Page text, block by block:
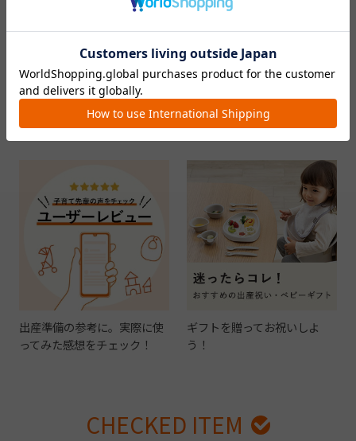
出産準備を学べるイベント
「プレママ・プレパパレッス
メッセージと一緒にメールや
SNSを使ってギフトチケット
出産準備の参考に。実際に使
ってみた感想をチェック！
ギフトを贈ってお祝いしよ
う！
CHECKED ITEM